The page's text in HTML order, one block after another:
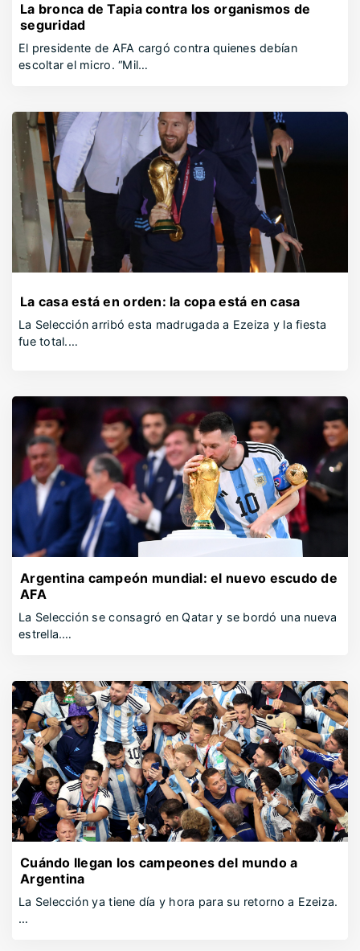
La bronca de Tapia contra los organismos de
seguridad
El presidente de AFA cargó contra quienes debían
escoltar el micro. “Mil…
La casa está en orden: la copa está en casa
La Selección arribó esta madrugada a Ezeiza y la fiesta
fue total.…
Argentina campeón mundial: el nuevo escudo de
AFA
La Selección se consagró en Qatar y se bordó una nueva
estrella.…
Cuándo llegan los campeones del mundo a
Argentina
La Selección ya tiene día y hora para su retorno a Ezeiza.
…